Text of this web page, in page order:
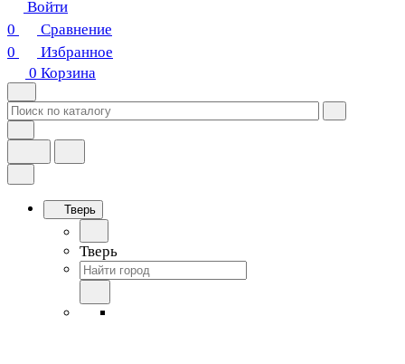
Войти
0
Сравнение
0
Избранное
0 Корзина
Тверь
Тверь